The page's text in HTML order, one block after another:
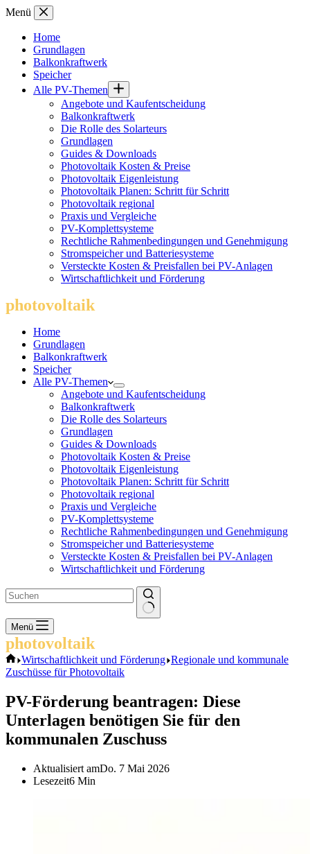
Zum
springen
Menü
Home
Grundlagen
Balkonkraftwerk
Speicher
Alle PV-Themen
Angebote und Kaufentscheidung
Balkonkraftwerk
Die Rolle des Solarteurs
Grundlagen
Guides & Downloads
Photovoltaik Kosten & Preise
Photovoltaik Eigenleistung
Photovoltaik Planen: Schritt für Schritt
Photovoltaik regional
Praxis und Vergleiche
PV-Komplettsysteme
Rechtliche Rahmenbedingungen und Genehmigung
Stromspeicher und Batteriesysteme
Versteckte Kosten & Preisfallen bei PV-Anlagen
Wirtschaftlichkeit und Förderung
photovoltaik
Home
Grundlagen
Balkonkraftwerk
Speicher
Alle PV-Themen
Angebote und Kaufentscheidung
Balkonkraftwerk
Die Rolle des Solarteurs
Grundlagen
Guides & Downloads
Photovoltaik Kosten & Preise
Photovoltaik Eigenleistung
Photovoltaik Planen: Schritt für Schritt
Photovoltaik regional
Praxis und Vergleiche
PV-Komplettsysteme
Rechtliche Rahmenbedingungen und Genehmigung
Stromspeicher und Batteriesysteme
Versteckte Kosten & Preisfallen bei PV-Anlagen
Wirtschaftlichkeit und Förderung
Keine
Ergebnisse
Menü
photovoltaik
Start
Wirtschaftlichkeit und Förderung Regionale und kommunale
Zuschüsse für Photovoltaik
PV-Förderung beantragen: Diese
Unterlagen benötigen Sie für den
kommunalen Zuschuss
Aktualisiert amDo. 7 Mai 2026
Lesezeit6 Min